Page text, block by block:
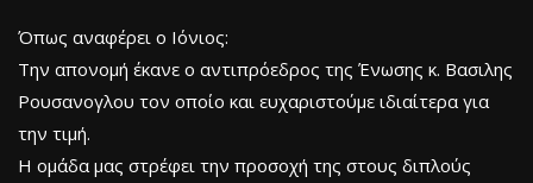
Όπως αναφέρει ο Ιόνιος:
Την απονομή έκανε ο αντιπρόεδρος της Ένωσης κ. Βασιλης
Ρουσανογλου τον οποίο και ευχαριστούμε ιδιαίτερα για
την τιμή.
Η ομάδα μας στρέφει την προσοχή της στους διπλούς